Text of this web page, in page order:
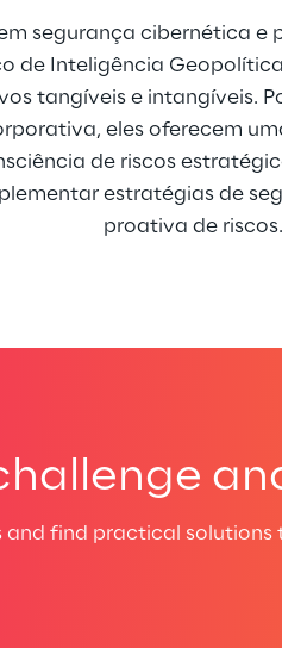
segurança cibernética
de Inteligência
tangíveis e intangíveis.
eles oferecem
de riscos
estratégias de
proativa de riscos.
find practical solutions